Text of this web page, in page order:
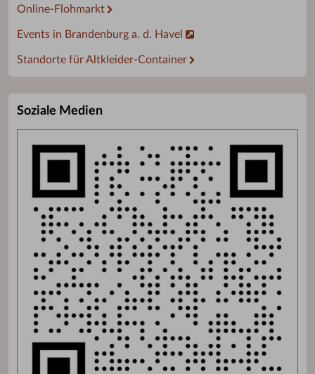
Online-Flohmarkt
Events in Brandenburg a. d. Havel
Standorte für Altkleider-Container
Soziale Medien